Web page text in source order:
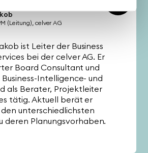
(Leitung) celver AG
ist Leiter der Business
bei der celver AG. Er
Board Consultant und
Business-Intelligence- und
als Berater, Projektleiter
tätig. Aktuell berät er
den unterschiedlichsten
deren Planungsvorhaben.